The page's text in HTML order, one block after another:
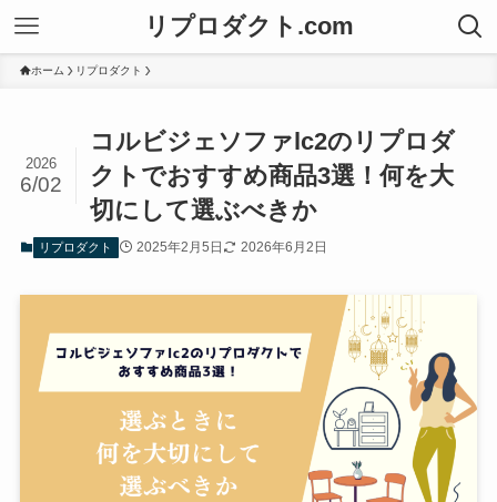
リプロダクト.com
ホーム リプロダクト
コルビジェソファlc2のリプロダ
クトでおすすめ商品3選！何を大
切にして選ぶべきか
2026
6/02
リプロダクト 2025年2月5日 2026年6月2日